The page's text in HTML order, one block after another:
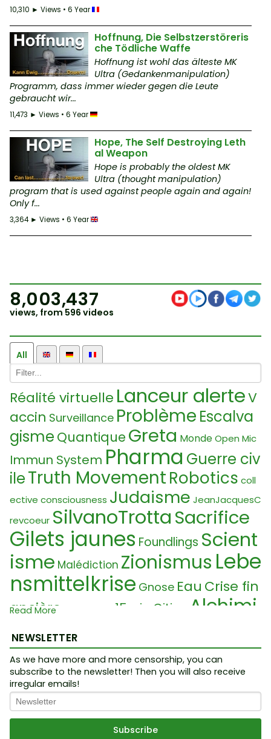
10,310 ► Views • 6 Year
Hoffnung, Die Selbstzerstöreris
che Tödliche Waffe
Hoffnung ist wohl das älteste MK
Ultra (Gedankenmanipulation)
Programm, dass immer wieder gegen die Leute
gebraucht wir...
11,473 ► Views • 6 Year
Hope, The Self Destroying Leth
al Weapon
Hope is probably the oldest MK
Ultra (thought manipulation)
program that is used against people again and again!
Only f...
3,364 ► Views • 6 Year
8,003,437
views, from 596 videos
All
Réalité virtuelle Lanceur alerteV
accin Surveillance Problème Escalva
gisme Quantique Greta MondeOpen Mic
Immun System Pharma Guerre civ
ileTruth MovementRobotics coll
ective consciousness Judaisme JeanJacquesC
revcoeur SilvanoTrotta Sacrifice
Gilets jaunes Foundlings Scient
isme Malédiction Zionismus Lebe
nsmittelkrise Gnose Eau Crise fin
ancière
15min Cities
Alchimi
e PsyopSylvain Laforest
eneHuman RightsFinanz Krise
EcovillageSouverän Human TrafficPap
stPouvoirArméeControlled Opp
ositionEntvölkerungVaticanCrise
Intellekt Krankheit
Read More
NEWSLETTER
As we have more and more censorship, you can
subscribe to the newsletter! Then you will also receive
irregular emails!